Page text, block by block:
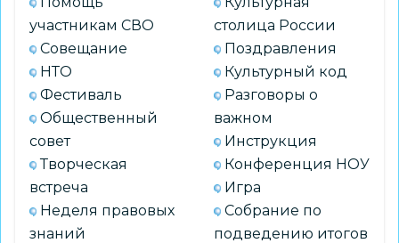
участникам СВО
Совещание
НТО
Фестиваль
Общественный
совет
Творческая
встреча
Неделя правовых
знаний
столица России
Поздравления
Культурный код
Разговоры о
важном
Инструкция
Конференция НОУ
Игра
Собрание по
подведению итогов